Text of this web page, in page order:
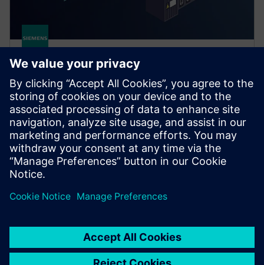
Distributed process I/O
Os nossos sistemas de E/S para SIMATIC PCS neo e
PCS 7 oferecem alta disponibilidade e instalação
flexível de processos perto ou no gabinete para todas
as necessidades da indústria de processos.